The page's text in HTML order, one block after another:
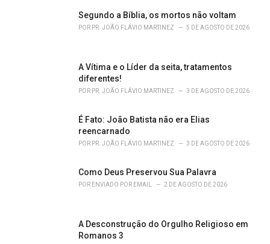
Segundo a Bíblia, os mortos não voltam
POR PR. JOÃO FLÁVIO MARTINEZ 5 DE AGOSTO DE 2026
A Vítima e o Líder da seita, tratamentos
diferentes!
POR PR. JOÃO FLÁVIO MARTINEZ 3 DE AGOSTO DE 2026
É Fato: João Batista não era Elias
reencarnado
POR PR. JOÃO FLÁVIO MARTINEZ 3 DE AGOSTO DE 2026
Como Deus Preservou Sua Palavra
POR ENVIADO POR EMAIL 2 DE AGOSTO DE 2026
A Desconstrução do Orgulho Religioso em
Romanos 3